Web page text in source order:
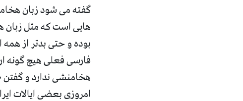
گفته می شود زبان
هایی است که مثل زبان
بوده و حتی بدتر از
فارسی فعلی هیچ گونه
هخامنشی ندارد و گفتن
امروزی بعضی ایالات